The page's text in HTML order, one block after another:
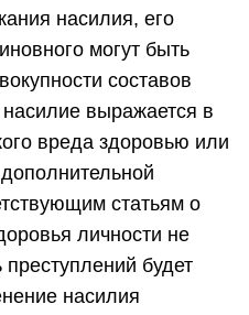
насилия, его
могут быть
составов
выражается в
вреда здоровью или
статьям о
личности не
преступлений будет
насилия